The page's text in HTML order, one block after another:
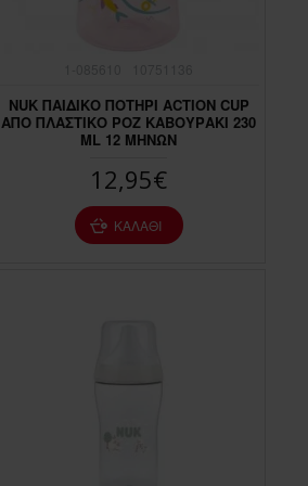
NUK ΠΑΙΔΙΚΟ ΠΟΤΗΡΙ ACTION CUP
ΑΠΟ ΠΛΑΣΤΙΚΟ ΡΟΖ ΚΑΒΟΥΡΑΚΙ 230
ML 12 ΜΗΝΩΝ
12,95€
ΚΑΛΆΘΙ